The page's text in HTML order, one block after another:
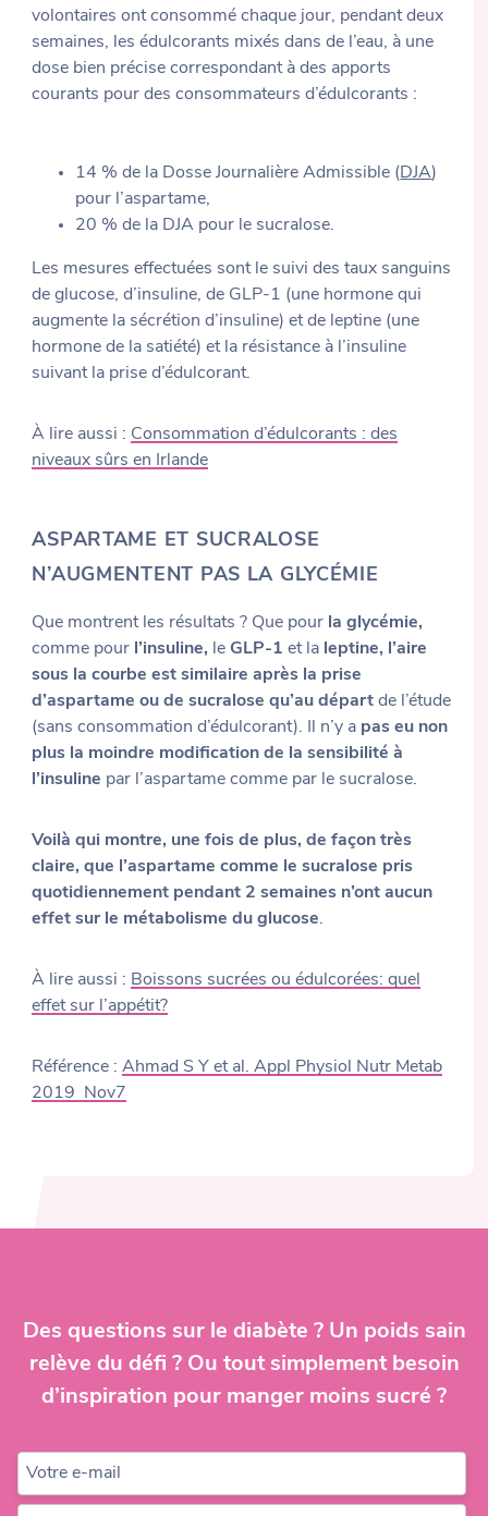
volontaires ont consommé chaque jour, pendant deux
semaines, les édulcorants mixés dans de l’eau, à une
dose bien précise correspondant à des apports
courants pour des consommateurs d’édulcorants :
14 % de la Dosse Journalière Admissible (DJA)
pour l’aspartame,
20 % de la DJA pour le sucralose.
Les mesures effectuées sont le suivi des taux sanguins
de glucose, d’insuline, de GLP-1 (une hormone qui
augmente la sécrétion d’insuline) et de leptine (une
hormone de la satiété) et la résistance à l’insuline
suivant la prise d’édulcorant.
À lire aussi : Consommation d’édulcorants : des
niveaux sûrs en Irlande
ASPARTAME ET SUCRALOSE
N’AUGMENTENT PAS LA GLYCÉMIE
Que montrent les résultats ? Que pour la glycémie,
comme pour l’insuline, le GLP-1et la leptine, l’aire
sous la courbe est similaire après la prise
d’aspartame ou de sucralose qu’au départ de l’étude
(sans consommation d’édulcorant). Il n’y a pas eu non
plus la moindre modification de la sensibilité à
l’insuline par l’aspartame comme par le sucralose.
Voilà qui montre, une fois de plus, de façon très
claire, que l’aspartame comme le sucralose pris
quotidiennement pendant 2 semaines n’ont aucun
effet sur le métabolisme du glucose.
À lire aussi : Boissons sucrées ou édulcorées: quel
effet sur l’appétit?
Référence :Ahmad S Y et al. Appl Physiol Nutr Metab
2019 Nov7
Des questions sur le diabète ? Un poids sain
relève du défi ? Ou tout simplement besoin
d’inspiration pour manger moins sucré ?
Votre e-mail